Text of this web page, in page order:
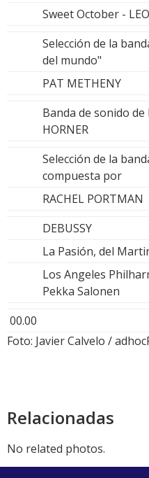
Sweet October -
Selección de la
del mundo"
PAT METHENY
Banda de sonido
HORNER
Selección de la
compuesta por
RACHEL PORTMAN
DEBUSSY
La Pasión, del
Los Angeles
Pekka Salonen
00.00
Foto: Javier Calvelo /
Relacionadas
No related photos.